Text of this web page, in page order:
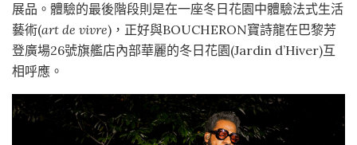
展品。體驗的最後階段則是在一座冬日花園中體驗法式生活
藝術(art de vivre)，正好與BOUCHERON寶詩龍在巴黎芳
登廣場26號旗艦店內部華麗的冬日花園(Jardin d’Hiver)互
相呼應。